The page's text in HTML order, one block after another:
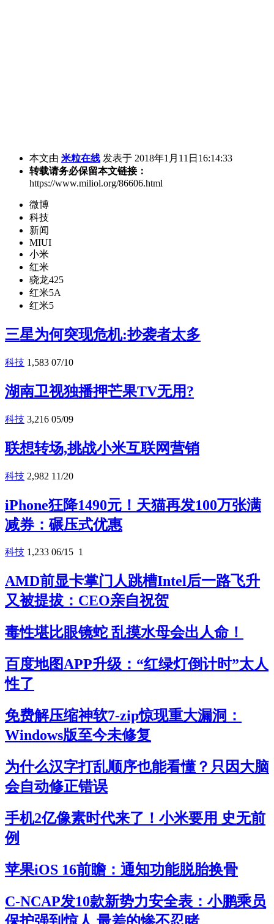
本文由 米粒在线 发表于 2018年1月11日16:14:33
转载请务必保留本文链接：
https://www.miliol.org/86606.html
微博
科技
新闻
MIUI
小米
红米
骁龙425
红米5A
红米5
三星为何突现危机:抄袭者太多
科技 1,583 07/10
湖南卫视独播押芒果TV无用?
科技 3,216 05/09
联想转场,挑战小米互联网营销
科技 2,982 11/20
iPhone狂降1490元！天猫再发100万张满
减券：碾压式优惠
科技 1,233 06/15 1
AMD前显卡掌门人跳槽Intel后一路飞升
又被提拔：CEO亲自祝贺
毒性堪比眼镜蛇 乱摸水母会出人命！
百度地图APP升级：“红绿灯倒计时”太人
性了
免费解压缩神软7-zip惊现重大漏洞：
Windows版至今未修复
为什么汉字打乱顺序也能看懂？只因大脑
会自动修正错误
手机2亿像素时代来了！小米要用 史无前
例
苹果iOS 16前瞻：通知功能脱胎换骨
C-NCAP发10款新势力安全表：小鹏乘员
保护强到惊人 最差的惨不忍睹